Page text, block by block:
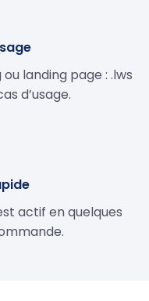
landing page : .lws
d’usage.
actif en quelques